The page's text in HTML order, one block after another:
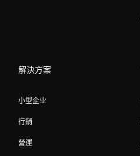
解決方案
小型企业
行銷
營運